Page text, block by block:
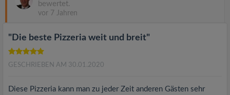
bewertet.
vor 7 Jahren
"Die beste Pizzeria weit und breit"
GESCHRIEBEN AM 30.01.2020
Diese Pizzeria kann man zu jeder Zeit anderen Gästen sehr